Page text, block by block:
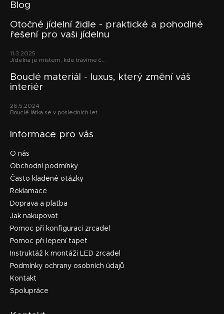
Blog
Otočné jídelní židle - praktické a pohodlné
řešení pro vaši jídelnu
11.3.2025
Jídelna je místem, kde trávíme č...
Bouclé materiál - luxus, který změní váš
interiér
26.5.2024
Bouclé látka se v posledních let...
Informace pro vás
O nás
Obchodní podmínky
Často kladené otázky
Reklamace
Doprava a platba
Jak nakupovat
Pomoc při konfiguraci zrcadel
Pomoc při lepení tapet
Instruktáž k montáži LED zrcadel
Podmínky ochrany osobních údajů
Kontakt
Spolupráce